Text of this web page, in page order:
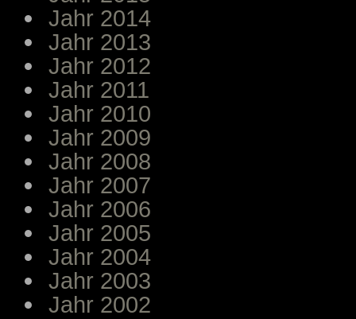
Jahr 2014
Jahr 2013
Jahr 2012
Jahr 2011
Jahr 2010
Jahr 2009
Jahr 2008
Jahr 2007
Jahr 2006
Jahr 2005
Jahr 2004
Jahr 2003
Jahr 2002